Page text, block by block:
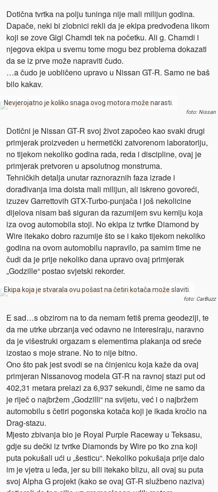
Dotična tvrtka na polju tuninga nije mali milijun godina.
Dapače, neki bi zlobnici rekli da je ekipa predvođena likom
koji se zove Gigi Chamdi tek na početku. Ali g. Chamdi i
njegova ekipa u svemu tome mogu bez problema dokazati
da se iz prve može napraviti čudo.
…a čudo je uobličeno upravo u Nissan GT-R. Samo ne baš
bilo kakav.
Nevjerojatno je koliko snaga ovog motora može narasti.
foto: Nissan
Dotični je Nissan GT-R svoj život započeo kao svaki drugi
primjerak proizveden u hermetički zatvorenom laboratoriju,
no tijekom nekoliko godina rada, reda i discipline, ovaj je
primjerak pretvoren u apsolutnog monstruma.
Tehničkih detalja unutar raznoraznih faza izrade i
dorađivanja ima doista mali milijun, ali iskreno govoreći,
izuzev Garrettovih GTX-Turbo-punjača i još nekolicine
dijelova nisam baš siguran da razumijem svu kemiju koja
iza ovog automobila stoji. No ekipa iz tvrtke Diamond by
Wire itekako dobro razumije što se i kako tijekom nekoliko
godina na ovom automobilu napravilo, pa samim time ne
čudi da je prije nekoliko dana upravo ovaj primjerak
„Godzille“ postao svjetski rekorder.
Ekipa koja je stvarala ovu pošast na četiri kotača može slaviti.
foto: CarBuzz
E sad…s obzirom na to da nemam fetiš prema geodeziji, te
da me utrke ubrzanja već odavno ne interesiraju, naravno
da je višestruki orgazam s elementima plakanja od sreće
izostao s moje strane. No to nije bitno.
Ono što pak jest svodi se na činjenicu koja kaže da ovaj
primjeran Nissanovog modela GT-R na ravnoj stazi put od
402,31 metara prelazi za 6,937 sekundi, čime ne samo da
je riječ o najbržem „Godzilli“ na svijetu, već i o najbržem
automobilu s četiri pogonska kotača koji je ikada kročio na
Drag-stazu.
Mjesto zbivanja bio je Royal Purple Raceway u Teksasu,
gdje su dečki iz tvrtke Diamonds by Wire po tko zna koji
puta pokušali ući u „šesticu“. Nekoliko pokušaja prije dalo
im je vjetra u leđa, jer su bili itekako blizu, ali ovaj su puta
svoj Alpha G projekt (kako se ovaj GT-R službeno naziva)